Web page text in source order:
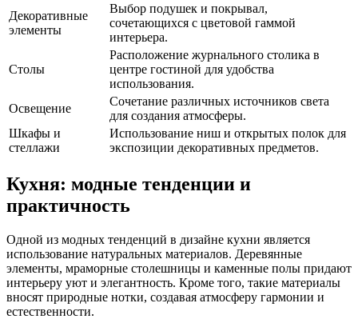
Декоративные
элементы
Выбор подушек и покрывал,
сочетающихся с цветовой гаммой
интерьера.
Столы
Расположение журнального столика в
центре гостиной для удобства
использования.
Освещение
Сочетание различных источников света
для создания атмосферы.
Шкафы и
стеллажи
Использование ниш и открытых полок для
экспозиции декоративных предметов.
Кухня: модные тенденции и
практичность
Одной из модных тенденций в дизайне кухни является
использование натуральных материалов. Деревянные
элементы, мраморные столешницы и каменные полы придают
интерьеру уют и элегантность. Кроме того, такие материалы
вносят природные нотки, создавая атмосферу гармонии и
естественности.